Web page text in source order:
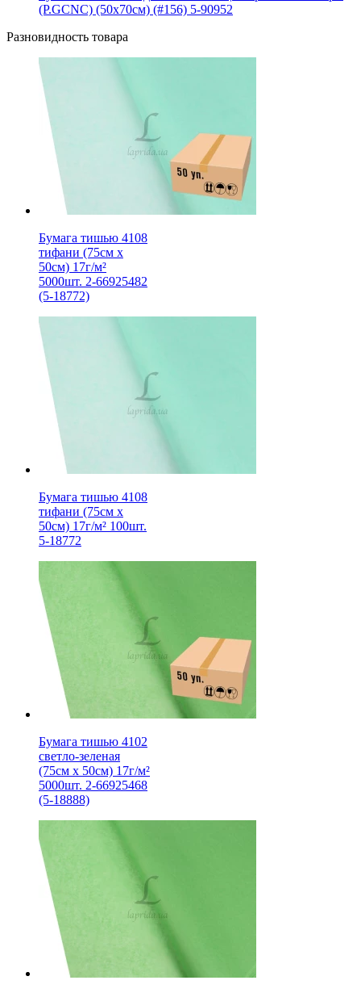
(P.GCNC) (50x70см) (#156) 5-90952
Разновидность товара
Бумага тишью 4108
тифани (75см х
50см) 17г/м²
5000шт. 2-66925482
(5-18772)
Бумага тишью 4108
тифани (75см х
50см) 17г/м² 100шт.
5-18772
Бумага тишью 4102
светло-зеленая
(75см х 50см) 17г/м²
5000шт. 2-66925468
(5-18888)